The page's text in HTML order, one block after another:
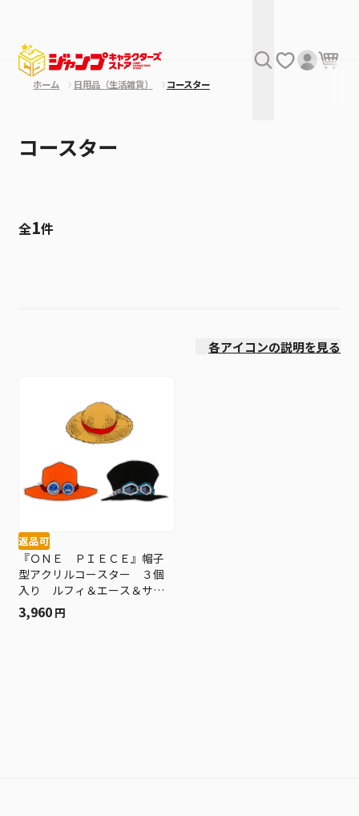
ホーム 日用品（生活雑貨） コースター
コースター
全1件
各アイコンの説明を見る
返品可
『ＯＮＥ ＰＩＥＣＥ』帽子
型アクリルコースター ３個
入り ルフィ＆エース＆サ
ボ ＢＥ３
3,960 円